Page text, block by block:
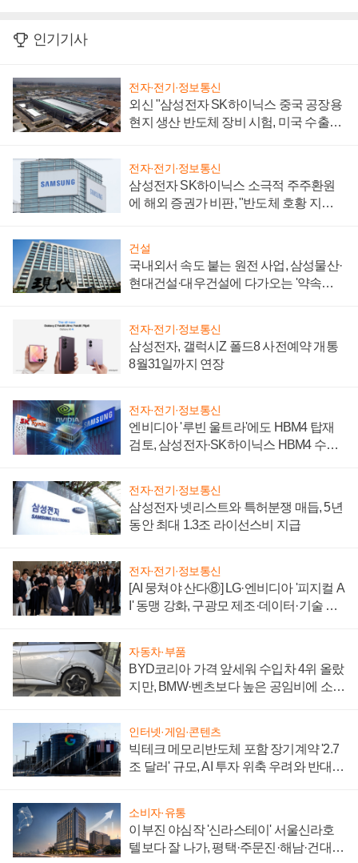
인기기사
전자·전기·정보통신
외신 "삼성전자 SK하이닉스 중국 공장용
현지 생산 반도체 장비 시험, 미국 수출통
전자·전기·정보통신
삼성전자 SK하이닉스 소극적 주주환원
에 해외 증권가 비판, "반도체 호황 지속
건설
국내외서 속도 붙는 원전 사업, 삼성물산·
현대건설·대우건설에 다가오는 '약속의
전자·전기·정보통신
삼성전자, 갤럭시Z 폴드8 사전예약 개통
8월31일까지 연장
전자·전기·정보통신
엔비디아 '루빈 울트라'에도 HBM4 탑재
검토, 삼성전자·SK하이닉스 HBM4 수율
전자·전기·정보통신
삼성전자 넷리스트와 특허분쟁 매듭, 5년
동안 최대 1.3조 라이선스비 지급
전자·전기·정보통신
[AI 뭉쳐야 산다⑧] LG·엔비디아 '피지컬 A
I' 동맹 강화, 구광모 제조·데이터·기술 결
자동차·부품
BYD코리아 가격 앞세워 수입차 4위 올랐
지만, BMW·벤츠보다 높은 공임비에 소비
인터넷·게임·콘텐츠
빅테크 메모리반도체 포함 장기계약 '2.7
조 달러' 규모, AI 투자 위축 우려와 반대
소비자·유통
이부진 야심작 '신라스테이' 서울신라호
텔보다 잘 나가, 평택·주문진·해남·건대로